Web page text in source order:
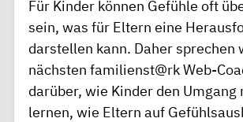
Für Kinder können Gefühle oft
sein, was für Eltern eine
darstellen kann. Daher sprechen
nächsten familienst@rk Web-
darüber, wie Kinder den Umgang
lernen, wie Eltern auf